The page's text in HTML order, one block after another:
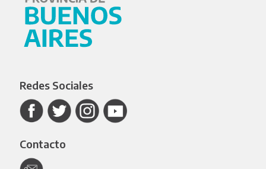
Redes Sociales
Contacto